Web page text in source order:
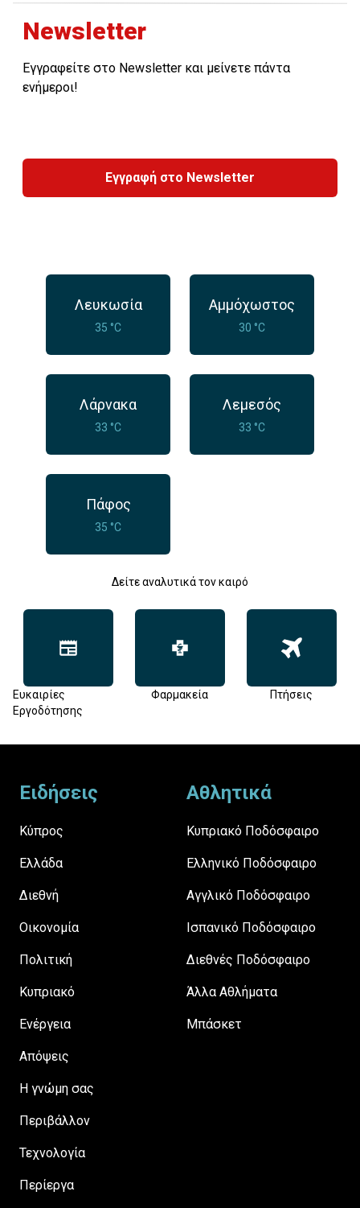
Newsletter
Εγγραφείτε στο Newsletter και μείνετε πάντα
ενήμεροι!
Εγγραφή στο Newsletter
Λευκωσία
35 °C
Αμμόχωστος
30 °C
Λάρνακα
33 °C
Λεμεσός
33 °C
Πάφος
35 °C
Δείτε αναλυτικά τον καιρό
Ευκαιρίες
Εργοδότησης
Φαρμακεία Πτήσεις
Ειδήσεις
Κύπρος
Ελλάδα
Διεθνή
Οικονομία
Πολιτική
Κυπριακό
Ενέργεια
Απόψεις
H γνώμη σας
Περιβάλλον
Τεχνολογία
Περίεργα
Αθλητικά
Κυπριακό Ποδόσφαιρο
Ελληνικό Ποδόσφαιρο
Αγγλικό Ποδόσφαιρο
Ισπανικό Ποδόσφαιρο
Διεθνές Ποδόσφαιρο
Άλλα Αθλήματα
Μπάσκετ